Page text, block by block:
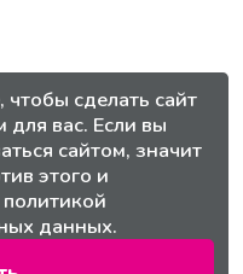
сделать сайт
вас. Если вы
сайтом, значит
этого и
политикой
данных.